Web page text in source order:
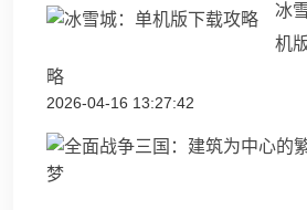
冰
机
略
2026-04-16 13:27:42